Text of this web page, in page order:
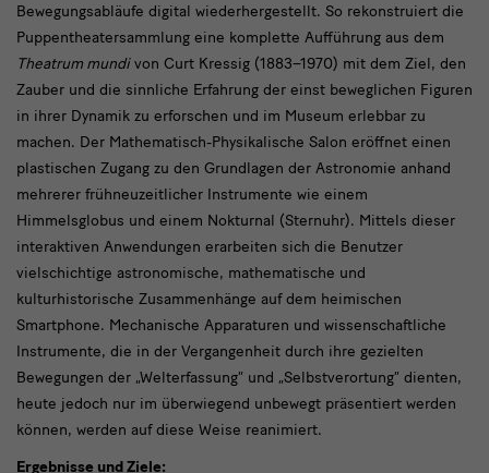
Bewegungsabläufe digital wiederhergestellt. So rekonstruiert die
Puppentheatersammlung eine komplette Aufführung aus dem
Theatrum mundivon Curt Kressig (1883–1970) mit dem Ziel, den
Zauber und die sinnliche Erfahrung der einst beweglichen Figuren
in ihrer Dynamik zu erforschen und im Museum erlebbar zu
machen. Der Mathematisch-Physikalische Salon eröffnet einen
plastischen Zugang zu den Grundlagen der Astronomie anhand
mehrerer frühneuzeitlicher Instrumente wie einem
Himmelsglobus und einem Nokturnal (Sternuhr). Mittels dieser
interaktiven Anwendungen erarbeiten sich die Benutzer
vielschichtige astronomische, mathematische und
kulturhistorische Zusammenhänge auf dem heimischen
Smartphone. Mechanische Apparaturen und wissenschaftliche
Instrumente, die in der Vergangenheit durch ihre gezielten
Bewegungen der „Welterfassung“ und „Selbstverortung“ dienten,
heute jedoch nur im überwiegend unbewegt präsentiert werden
können, werden auf diese Weise reanimiert.
Ergebnisse und Ziele: